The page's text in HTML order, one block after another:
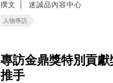
撰文 迷誠品內容中心
人物專訪
專訪金鼎獎特別貢
推手